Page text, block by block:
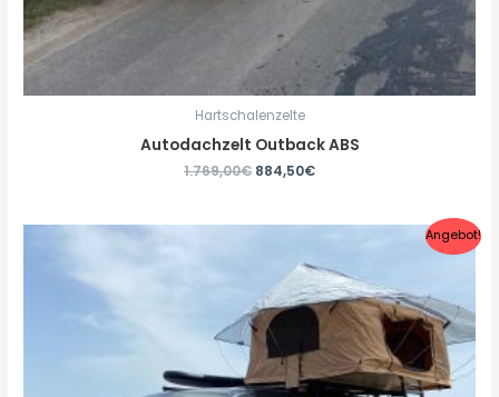
Hartschalenzelte
Autodachzelt Outback ABS
1.769,00€ 884,50€
Angebot!